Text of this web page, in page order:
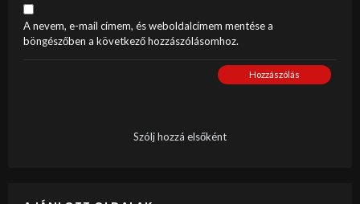
A nevem, e-mail címem, és weboldalcímem mentése a
böngészőben a következő hozzászólásomhoz.
Hozzászólás
Szólj hozzá elsőként